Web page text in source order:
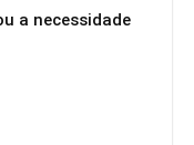
a necessidade